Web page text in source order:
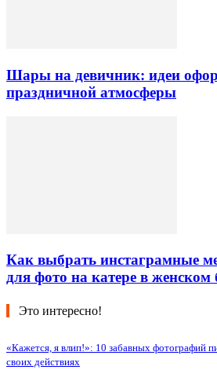
Шары на девичник: идеи
праздничной атмосферы
Как выбрать инстаграмные
для фото на катере в женском
Это интересно!
«Кажется, я влип!»: 10 забавных фотографий
своих действиях